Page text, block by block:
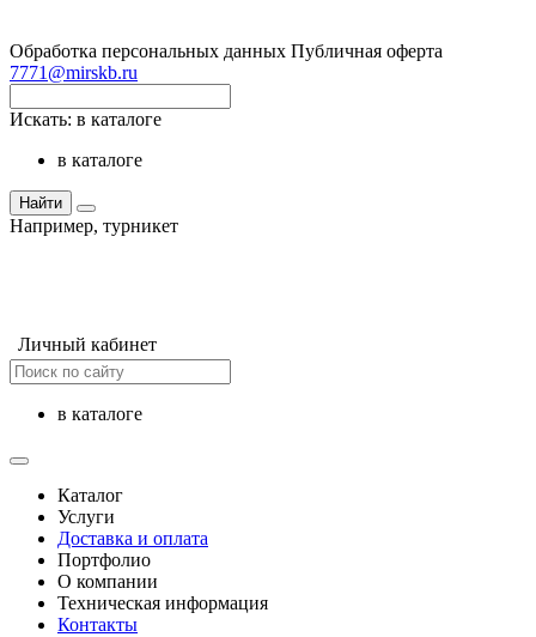
Обработка персональных данных Публичная оферта
7771@mirskb.ru
Искать: в каталоге
в каталоге
Найти
Например, турникет
Личный кабинет
в каталоге
Каталог
Услуги
Доставка и оплата
Портфолио
О компании
Техническая информация
Контакты